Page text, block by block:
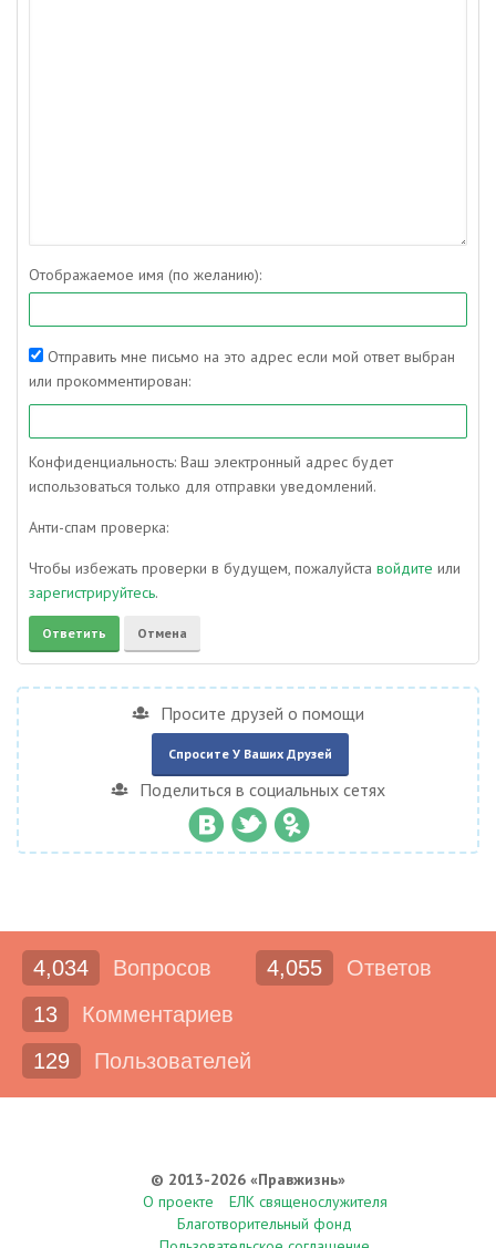
Отображаемое имя (по желанию):
Отправить мне письмо на это адрес если мой ответ выбран
или прокомментирован:
Конфиденциальность: Ваш электронный адрес будет
использоваться только для отправки уведомлений.
Анти-спам проверка:
Чтобы избежать проверки в будущем, пожалуйста войдите или
зарегистрируйтесь.
Просите друзей о помощи
Спросите У Ваших Друзей
Поделиться в социальных сетях
4,034 Вопросов 4,055
Ответов
13
Комментариев
129
Пользователей
© 2013-2026 «Правжизнь»
О проекте
ЕЛК священослужителя
Благотворительный фонд